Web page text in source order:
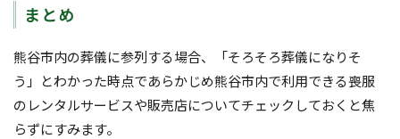
まとめ
熊谷市内の葬儀に参列する場合、「そろそろ葬儀になりそ
う」とわかった時点であらかじめ熊谷市内で利用できる喪服
のレンタルサービスや販売店についてチェックしておくと焦
らずにすみます。